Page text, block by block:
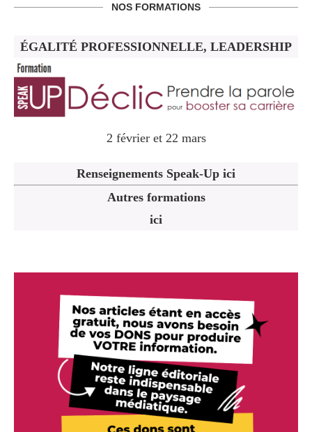
NOS FORMATIONS
ÉGALITÉ PROFESSIONNELLE, LEADERSHIP
2 février et 22 mars
Renseignements Speak-Up ici
Autres formations
ici